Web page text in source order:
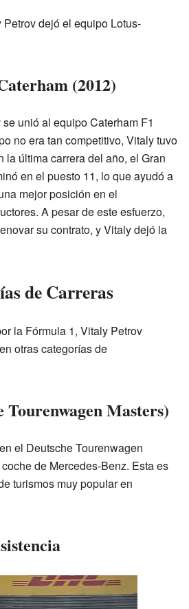
dejó el equipo Lotus-
(2012)
unió al equipo Caterham F1
no era tan competitivo, Vitaly tuvo
la última carrera del año, el Gran
en el puesto 11, lo que ayudó a
mejor posición en el
A pesar de este esfuerzo,
su contrato, y Vitaly dejó la
de Carreras
la Fórmula 1, Vitaly Petrov
otras categorías de
Masters)
el Deutsche Tourenwagen
de Mercedes-Benz. Esta es
turismos muy popular en